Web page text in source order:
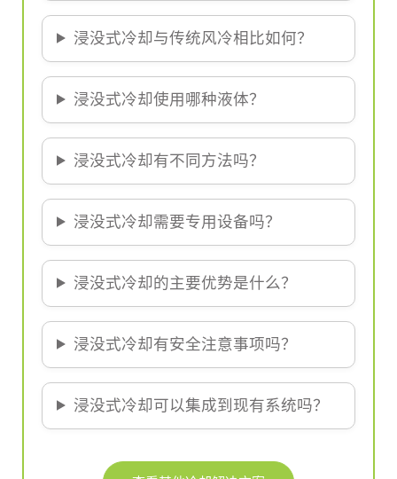
浸没式冷却与传统风冷相比如何？
浸没式冷却使用哪种液体？
浸没式冷却有不同方法吗？
浸没式冷却需要专用设备吗？
浸没式冷却的主要优势是什么？
浸没式冷却有安全注意事项吗？
浸没式冷却可以集成到现有系统吗？